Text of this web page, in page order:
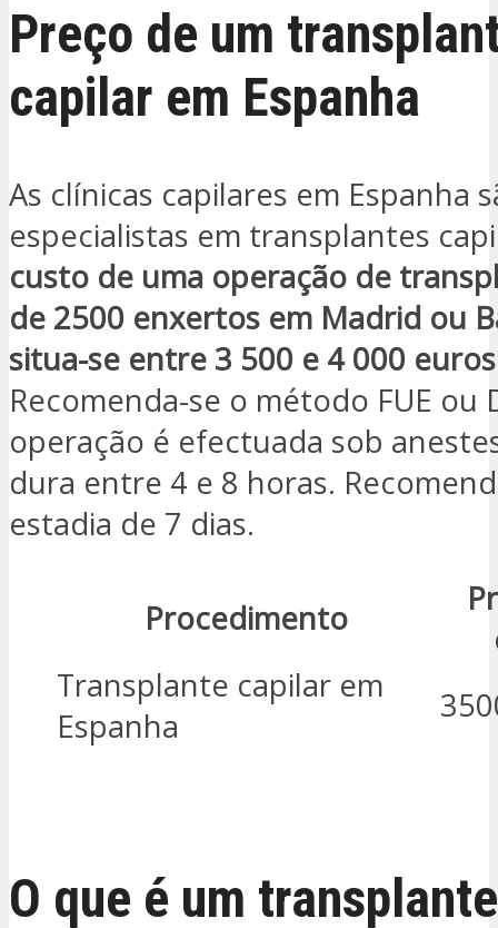
Preço de um
capilar em Espanha
As clínicas capilares em Espanha
especialistas em transplantes
custo de uma operação de
de 2500 enxertos em Madrid ou
situa-se entre 3 500 e 4 000
Recomenda-se o método FUE ou
operação é efectuada sob
dura entre 4 e 8 horas.
estadia de 7 dias.
Procedimento
Transplante capilar em
Espanha
O que é um transplante